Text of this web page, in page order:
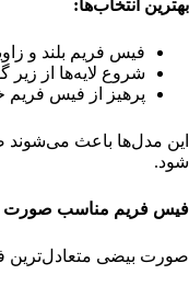
بهترین انتخاب‌ها:
فیس فریم بلند و
شروع لایه‌ها از زیر
پرهیز از فیس فریم
این مدل‌ها باعث می‌شوند
شود.
فیس فریم مناسب صورت
صورت بیضی